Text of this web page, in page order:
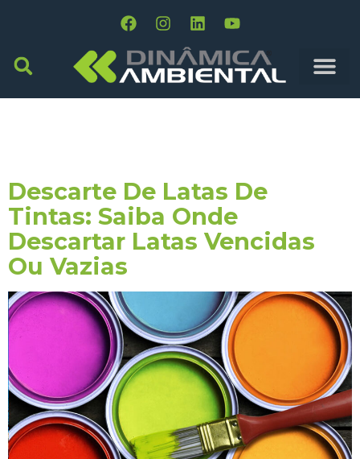
Descarte De Latas De
Tintas: Saiba Onde
Descartar Latas Vencidas
Ou Vazias